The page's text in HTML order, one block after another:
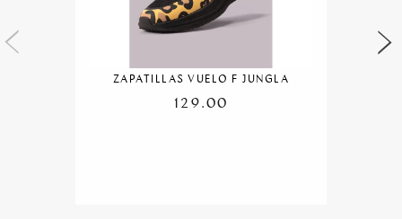
ZAPATILLAS VUELO F JUNGLA
129.00